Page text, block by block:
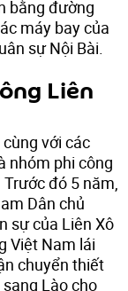
bằng đường
máy bay của
sự Nội Bài.
Liên
với các
nhóm phi công
đó 5 năm,
Dân chủ
sự của Liên Xô
Việt Nam lái
chuyển thiết
Lào cho